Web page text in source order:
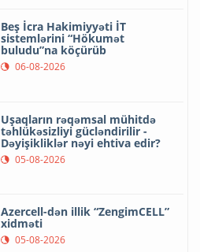
Beş İcra Hakimiyyəti İT
sistemlərini “Hökumət
buludu”na köçürüb
06-08-2026
Uşaqların rəqəmsal mühitdə
təhlükəsizliyi gücləndirilir -
Dəyişikliklər nəyi ehtiva edir?
05-08-2026
Azercell-dən illik “ZengimCELL”
xidməti
05-08-2026